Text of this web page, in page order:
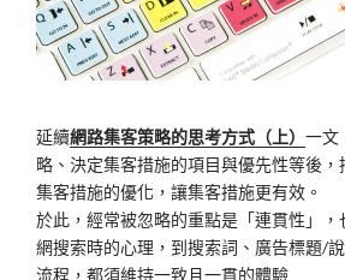
延續網路集客策略的思考方式（上） 一文
略、決定集客措施的項目與優先性等後
集客措施的優化，讓集客措施更有效。
於此，經常被忽略的重點是「連貫性」，
網搜索時的心理，到搜索詞、廣告標題/
流程，都須維持一致且一貫的體驗